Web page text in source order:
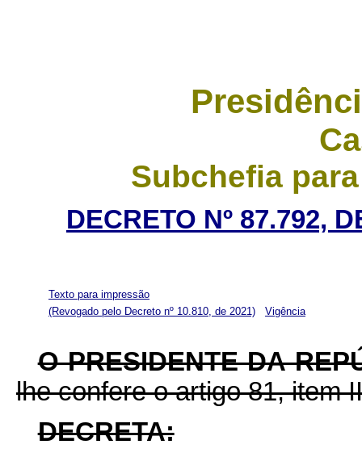
Subchefia
DECRETO Nº 87.792,
Texto para impressão
(Revogado pelo Decreto nº 10.810, de 2021)
Vigência
O PRESIDENTE DA
lhe confere o artigo 81, item
DECRETA: